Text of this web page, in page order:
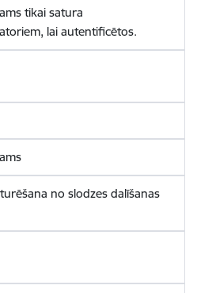
tikai satura
lai autentificētos.
no slodzes dalīšanas